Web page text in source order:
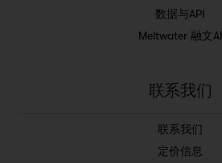
数据与API
Meltwater 融文AI
联系我们
联系我们
定价信息